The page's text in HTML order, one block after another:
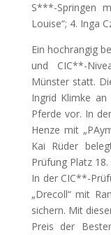
S***-Springen
Louise“; 4. Inga
Ein hochrangig
und CIC**-
Münster statt.
Ingrid Klimke
Pferde vor. In
Henze mit
Kai Rüder
Prüfung Platz 18.
In der CIC**-
„Drecoll“ mit
sichern. Mit
Preis der